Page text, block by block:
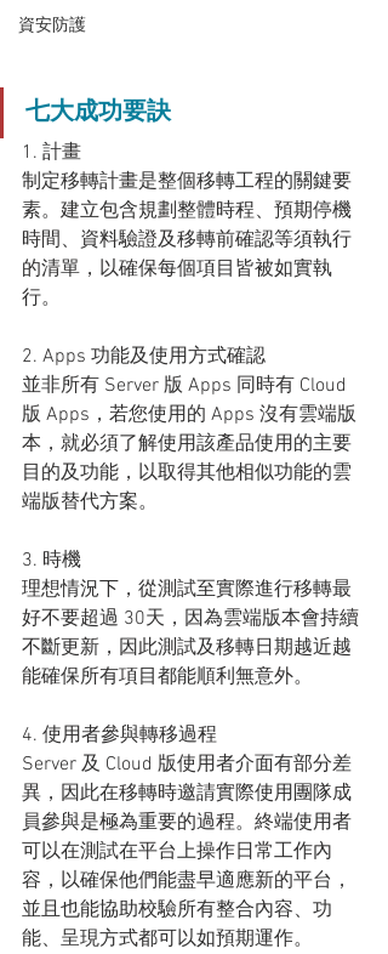
資安防護
七大成功要訣
1. 計畫
制定移轉計畫是整個移轉工程的關鍵要
素。建立包含規劃整體時程、預期停機
時間、資料驗證及移轉前確認等須執行
的清單，以確保每個項目皆被如實執
行。
2. Apps 功能及使用方式確認
並非所有 Server 版 Apps 同時有 Cloud
版 Apps，若您使用的 Apps 沒有雲端版
本，就必須了解使用該產品使用的主要
目的及功能，以取得其他相似功能的雲
端版替代方案。
3. 時機
理想情況下，從測試至實際進行移轉最
好不要超過 30天，因為雲端版本會持續
不斷更新，因此測試及移轉日期越近越
能確保所有項目都能順利無意外。
4. 使用者參與轉移過程
Server 及 Cloud 版使用者介面有部分差
異，因此在移轉時邀請實際使用團隊成
員參與是極為重要的過程。終端使用者
可以在測試在平台上操作日常工作內
容，以確保他們能盡早適應新的平台，
並且也能協助校驗所有整合內容、功
能、呈現方式都可以如預期運作。